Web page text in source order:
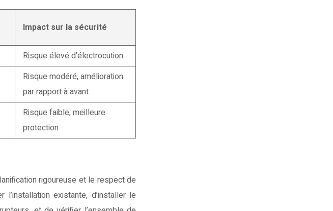
Impact sur la sécurité
Risque élevé d’électrocution
Risque modéré, amélioration
par rapport à avant
Risque faible, meilleure
protection
rigoureuse et le respect de
existante, d’installer le